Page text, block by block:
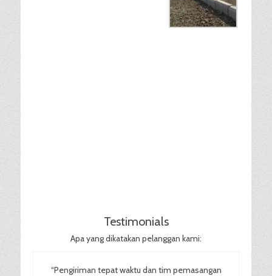
Testimonials
Apa yang dikatakan pelanggan kami:
“Pengiriman tepat waktu dan tim pemasangan